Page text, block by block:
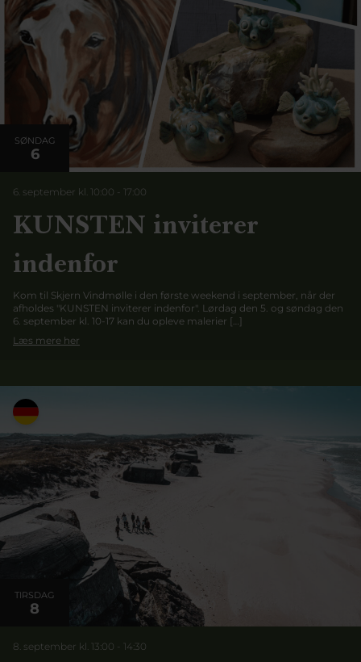
SØNDAG
6
6. september kl. 10:00 - 17:00
KUNSTEN inviterer
indenfor
Kom til Skjern Vindmølle i den første weekend i september, når der
afholdes "KUNSTEN inviterer indenfor". Lørdag den 5. og søndag den
6. september kl. 10-17 kan du opleve malerier […]
Læs mere her
TIRSDAG
8
8. september kl. 13:00 - 14:30